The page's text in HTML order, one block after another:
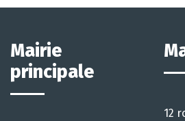
Mairie
principale
12